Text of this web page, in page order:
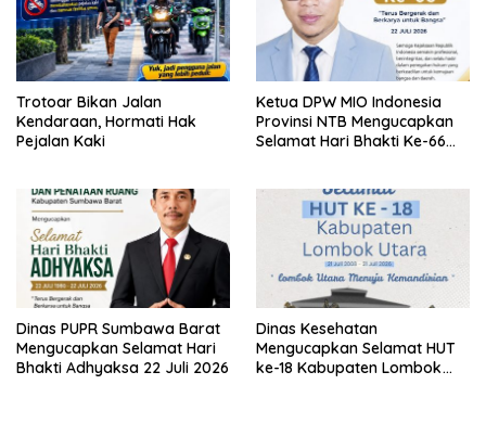
Trotoar Bikan Jalan
Kendaraan, Hormati Hak
Pejalan Kaki
Ketua DPW MIO Indonesia
Provinsi NTB Mengucapkan
Selamat Hari Bhakti Ke-66
Dinas PUPR Sumbawa Barat
Mengucapkan Selamat Hari
Bhakti Adhyaksa 22 Juli 2026
Dinas Kesehatan
Mengucapkan Selamat HUT
ke-18 Kabupaten Lombok